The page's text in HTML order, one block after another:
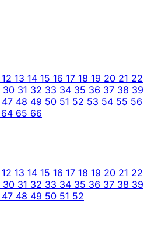
12 13 14 15 16 17 18 19 20 21 22
30 31 32 33 34 35 36 37 38 39
47 48 49 50 51 52 53 54 55 56
64 65 66
12 13 14 15 16 17 18 19 20 21 22
30 31 32 33 34 35 36 37 38 39
47 48 49 50 51 52